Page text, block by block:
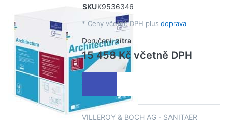
SKUK9536346
* Ceny včetně DPH plus doprava
Doručení: zítra
15 458 Kč včetně DPH
VILLEROY & BOCH AG - SANITAER